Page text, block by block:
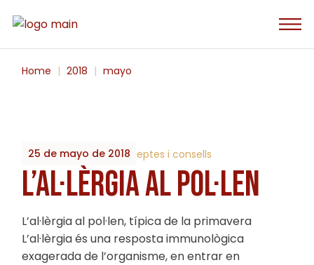
the
Home 2018 mayo
25 de mayo de 2018
By 2023_Biobrots Receptes i consells
L’AL·LÈRGIA AL POL·LEN
L’al·lèrgia al pol·len, típica de la primavera
L’al·lèrgia és una resposta immunològica
exagerada de l’organisme, en entrar en